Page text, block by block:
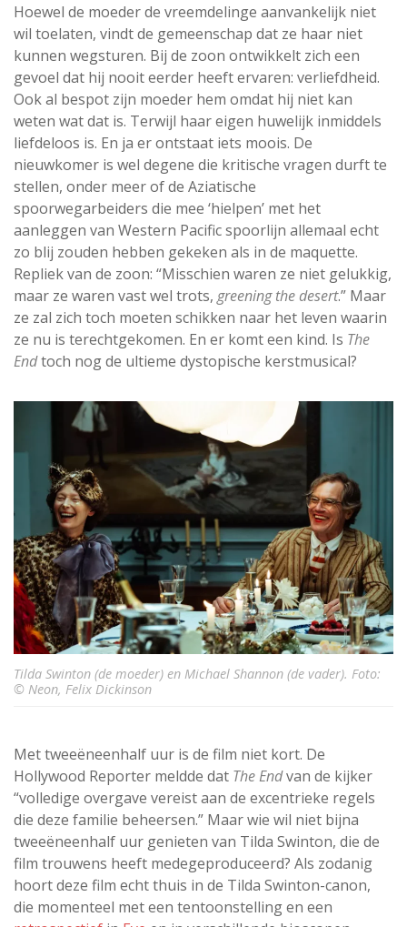
Hoewel de moeder de vreemdelinge aanvankelijk niet
wil toelaten, vindt de gemeenschap dat ze haar niet
kunnen wegsturen. Bij de zoon ontwikkelt zich een
gevoel dat hij nooit eerder heeft ervaren: verliefdheid.
Ook al bespot zijn moeder hem omdat hij niet kan
weten wat dat is. Terwijl haar eigen huwelijk inmiddels
liefdeloos is. En ja er ontstaat iets moois. De
nieuwkomer is wel degene die kritische vragen durft te
stellen, onder meer of de Aziatische
spoorwegarbeiders die mee ‘hielpen’ met het
aanleggen van Western Pacific spoorlijn allemaal echt
zo blij zouden hebben gekeken als in de maquette.
Repliek van de zoon: “Misschien waren ze niet gelukkig,
maar ze waren vast wel trots, greening the desert.” Maar
ze zal zich toch moeten schikken naar het leven waarin
ze nu is terechtgekomen. En er komt een kind. Is The
Endtoch nog de ultieme dystopische kerstmusical?
Tilda Swinton (de moeder) en Michael Shannon (de vader). Foto:
© Neon, Felix Dickinson
Met tweeëneenhalf uur is de film niet kort. De
Hollywood Reporter meldde dat The Endvan de kijker
“volledige overgave vereist aan de excentrieke regels
die deze familie beheersen.” Maar wie wil niet bijna
tweeëneenhalf uur genieten van Tilda Swinton, die de
film trouwens heeft medegeproduceerd? Als zodanig
hoort deze film echt thuis in de Tilda Swinton-canon,
die momenteel met een tentoonstelling en een